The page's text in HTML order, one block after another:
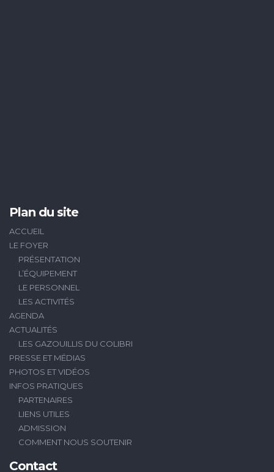
Plan du site
ACCUEIL
LE FOYER
PRÉSENTATION
L’ÉQUIPEMENT
LE PERSONNEL
LES ACTIVITÉS
AGENDA
ACTUALITÉS
LES GAZOUILLIS DU COLIBRI
PRESSE ET MÉDIAS
PHOTOS ET VIDÉOS
INFOS PRATIQUES
PARTENAIRES
LIENS UTILES
ADMISSION
COMMENT NOUS SOUTENIR
Contact